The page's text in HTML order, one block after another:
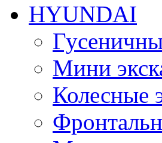
HYUNDAI
Мини
Колесные